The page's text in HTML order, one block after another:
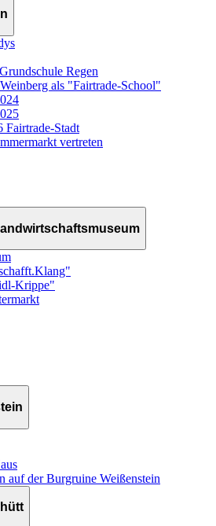
Regen
als "Fairtrade-School"
Fairtrade-Stadt
vertreten
Krippe"
auf der Burgruine Weißenstein